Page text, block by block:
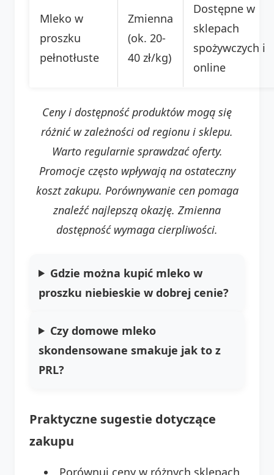
Mleko w
proszku
pełnotłuste
Zmienna
(ok. 20-
40 zł/kg)
Dostępne w
sklepach
spożywczych i
online
Ceny i dostępność produktów mogą się
różnić w zależności od regionu i sklepu.
Warto regularnie sprawdzać oferty.
Promocje często wpływają na ostateczny
koszt zakupu. Porównywanie cen pomaga
znaleźć najlepszą okazję. Zmienna
dostępność wymaga cierpliwości.
Gdzie można kupić mleko w
proszku niebieskie w dobrej cenie?
Czy domowe mleko
skondensowane smakuje jak to z
PRL?
Praktyczne sugestie dotyczące
zakupu
Porównuj ceny w różnych sklepach